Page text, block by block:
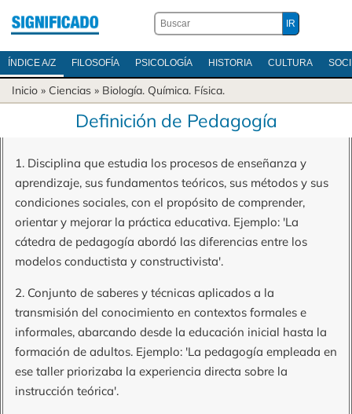
ÍNDICE A/Z FILOSOFÍA PSICOLOGÍA HISTORIA CULTURA
Inicio » Ciencias » Biología. Química. Física.
Definición de Pedagogía
1. Disciplina que estudia los procesos de enseñanza y
aprendizaje, sus fundamentos teóricos, sus métodos y sus
condiciones sociales, con el propósito de comprender,
orientar y mejorar la práctica educativa. Ejemplo: 'La
cátedra de pedagogía abordó las diferencias entre los
modelos conductista y constructivista'.
2. Conjunto de saberes y técnicas aplicados a la
transmisión del conocimiento en contextos formales e
informales, abarcando desde la educación inicial hasta la
formación de adultos. Ejemplo: 'La pedagogía empleada en
ese taller priorizaba la experiencia directa sobre la
instrucción teórica'.